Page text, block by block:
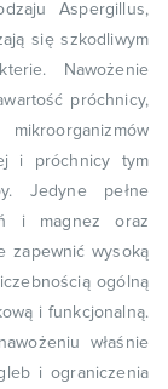
Aspergillus,
się szkodliwym
Nawożenie
próchnicy,
i próchnicy tym
Jedyne pełne
i magnez oraz
zapewnić wysoką
ogólną
i funkcjonalną.
właśnie
i ograniczenia